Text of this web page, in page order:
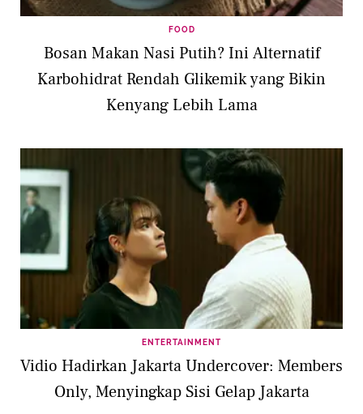
FOOD
Bosan Makan Nasi Putih? Ini Alternatif
Karbohidrat Rendah Glikemik yang Bikin
Kenyang Lebih Lama
ENTERTAINMENT
Vidio Hadirkan Jakarta Undercover: Members
Only, Menyingkap Sisi Gelap Jakarta